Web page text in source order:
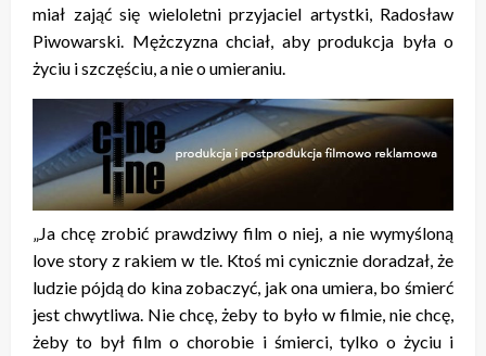
miał zająć się wieloletni przyjaciel artystki, Radosław
Piwowarski. Mężczyzna chciał, aby produkcja była o
życiu i szczęściu, a nie o umieraniu.
„Ja chcę zrobić prawdziwy film o niej, a nie wymyśloną
love story z rakiem w tle. Ktoś mi cynicznie doradzał, że
ludzie pójdą do kina zobaczyć, jak ona umiera, bo śmierć
jest chwytliwa. Nie chcę, żeby to było w filmie, nie chcę,
żeby to był film o chorobie i śmierci, tylko o życiu i